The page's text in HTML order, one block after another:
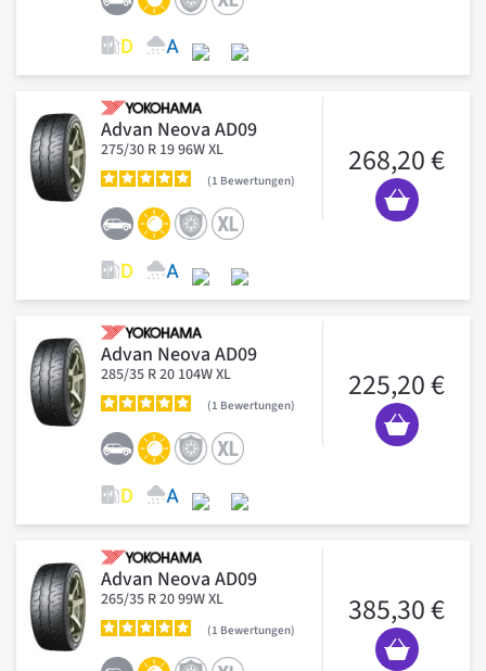
Advan Neova AD09
275/30 R 19 96W XL
1 Bewertungen
268,20 €
Advan Neova AD09
285/35 R 20 104W XL
1 Bewertungen
225,20 €
Advan Neova AD09
265/35 R 20 99W XL
1 Bewertungen
385,30 €